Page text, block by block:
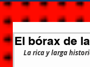
El bórax de
La rica y larga